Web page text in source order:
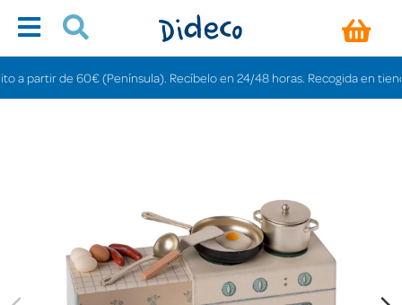
de 60€ (Península). Recíbelo en 24/48 horas. Recogida en tiendas